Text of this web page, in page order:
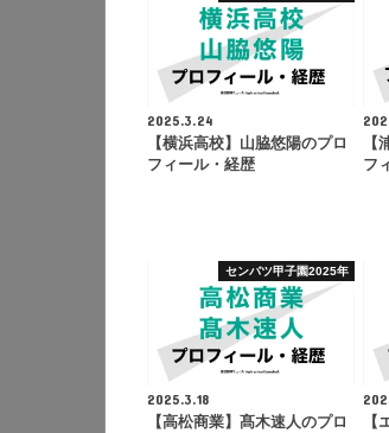
2025.3.24
【横浜高校】山脇悠陽のプロ
フィール・経歴
【
フ
センバツ甲子園2025年
2025.3.18
【高松商業】髙木速人のプロ
【